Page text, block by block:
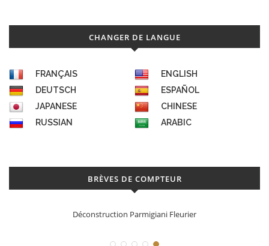
CHANGER DE LANGUE
FRANÇAIS
ENGLISH
DEUTSCH
ESPAÑOL
JAPANESE
CHINESE
RUSSIAN
ARABIC
BRÈVES DE COMPTEUR
Déconstruction Parmigiani Fleurier